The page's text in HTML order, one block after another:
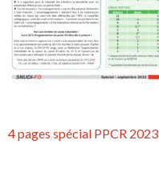
4 pages spécial PPCR 2023